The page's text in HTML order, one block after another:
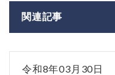
関連記事
令和8年03月30日